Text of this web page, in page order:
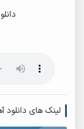
لینک های دانلود